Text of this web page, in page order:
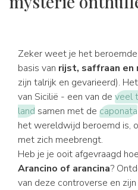
Zeker weet je het
basis van rijst, saffraan en
zijn talrijk en gevarieerd).
van Sicilië - een van de veel
land samen met de caponata
het wereldwijd beroemd is,
met zich meebrengt.
Heb je je ooit afgevraagd
Arancino of arancina?
van deze controverse en